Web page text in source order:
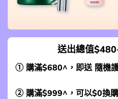
送出總值
① 購滿$680^，即送 隨機
② 購滿$999^，可以$0換